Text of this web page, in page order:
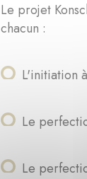
Le projet
chacun :
L'initiation
Le
Le